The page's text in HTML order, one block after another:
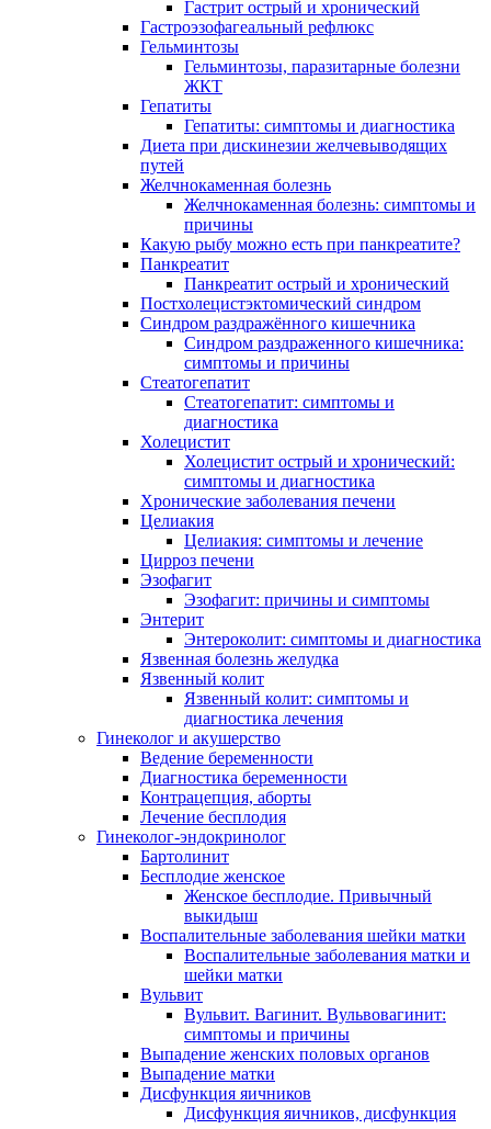
Гастрит острый и хронический
Гастроэзофагеальный рефлюкс
Гельминтозы
Гельминтозы, паразитарные болезни
ЖКТ
Гепатиты
Гепатиты: симптомы и диагностика
Диета при дискинезии желчевыводящих
путей
Желчнокаменная болезнь
Желчнокаменная болезнь: симптомы и
причины
Какую рыбу можно есть при панкреатите?
Панкреатит
Панкреатит острый и хронический
Постхолецистэктомический синдром
Синдром раздражённого кишечника
Синдром раздраженного кишечника:
симптомы и причины
Стеатогепатит
Стеатогепатит: симптомы и
диагностика
Холецистит
Холецистит острый и хронический:
симптомы и диагностика
Хронические заболевания печени
Целиакия
Целиакия: симптомы и лечение
Цирроз печени
Эзофагит
Эзофагит: причины и симптомы
Энтерит
Энтероколит: симптомы и диагностика
Язвенная болезнь желудка
Язвенный колит
Язвенный колит: симптомы и
диагностика лечения
Гинеколог и акушерство
Ведение беременности
Диагностика беременности
Контрацепция, аборты
Лечение бесплодия
Гинеколог-эндокринолог
Бартолинит
Бесплодие женское
Женское бесплодие. Привычный
выкидыш
Воспалительные заболевания шейки матки
Воспалительные заболевания матки и
шейки матки
Вульвит
Вульвит. Вагинит. Вульвовагинит:
симптомы и причины
Выпадение женских половых органов
Выпадение матки
Дисфункция яичников
Дисфункция яичников, дисфункция